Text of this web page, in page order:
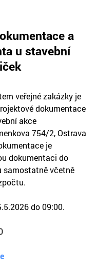
a
u stavební
veřejné zakázky je
dokumentace
akce
754/2, Ostrava
je
dokumentaci do
samostatně včetně
do 09:00.